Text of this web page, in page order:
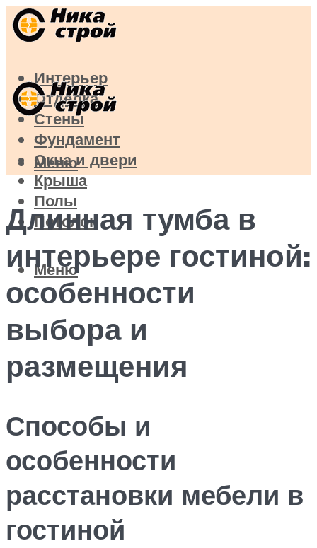
Интерьер
Отделка
Стены
Фундамент
Окна и двери
Крыша
Полы
Потолок
Меню
Меню
Длинная тумба в
интерьере гостиной:
особенности
выбора и
размещения
Способы и
особенности
расстановки мебели в
гостиной